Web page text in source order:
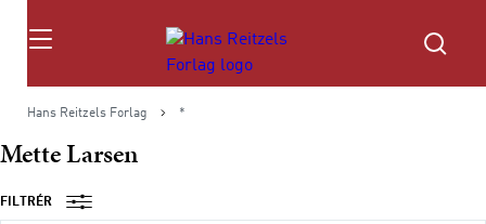
Søg
Hans Reitzels Forlag *
Mette Larsen
FILTRÉR